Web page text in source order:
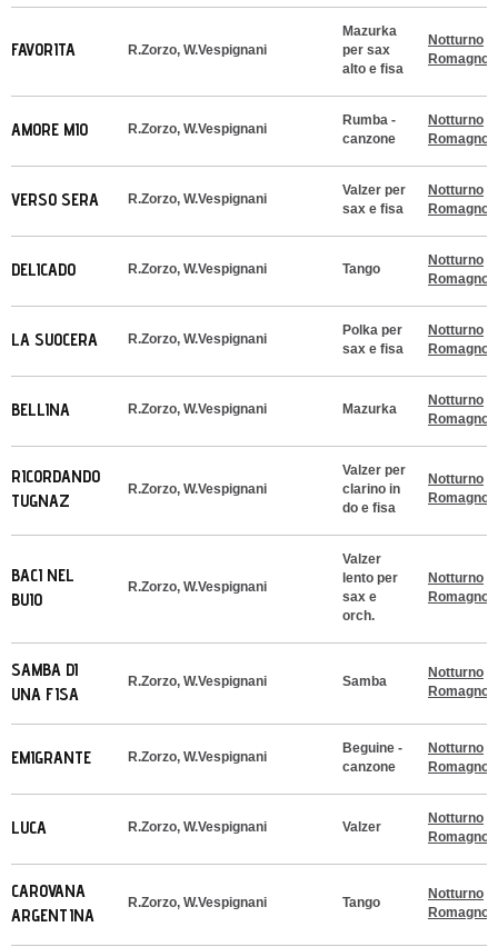
FAVORITA R.Zorzo, W.Vespignani
Mazurka
per sax
alto e fisa
Notturno
AMORE MIO R.Zorzo, W.Vespignani
Rumba -
canzone
Notturno
VERSO SERA R.Zorzo, W.Vespignani
Valzer per
sax e fisa
Notturno
DELICADO R.Zorzo, W.Vespignani Tango
Notturno
LA SUOCERA R.Zorzo, W.Vespignani
Polka per
sax e fisa
Notturno
BELLINA R.Zorzo, W.Vespignani Mazurka
Notturno
RICORDANDO
TUGNAZ
R.Zorzo, W.Vespignani
Valzer per
clarino in
do e fisa
Notturno
BACI NEL
BUIO
R.Zorzo, W.Vespignani
Valzer
lento per
sax e
orch.
Notturno
SAMBA DI
UNA FISA
R.Zorzo, W.Vespignani Samba
Notturno
EMIGRANTE R.Zorzo, W.Vespignani
Beguine -
canzone
Notturno
LUCA R.Zorzo, W.Vespignani Valzer
Notturno
CAROVANA
ARGENTINA
R.Zorzo, W.Vespignani Tango
Notturno